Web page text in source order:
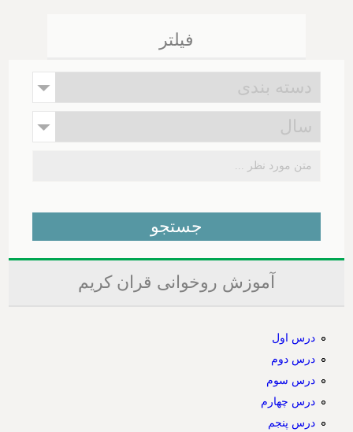
فیلتر
آموزش روخوانی قران کریم
درس اول
درس دوم
درس سوم
درس چهارم
درس پنجم